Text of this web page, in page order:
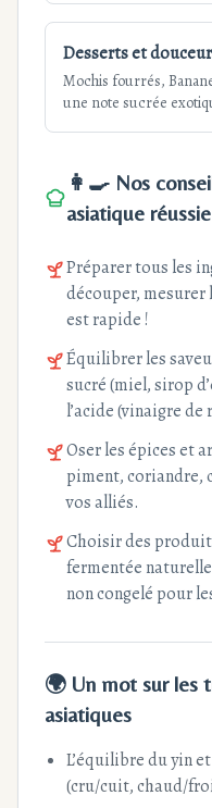
Desserts et
Mochis fourrés,
une note sucrée
👩‍🍳 Nos
asiatique réussie
Préparer tous les
découper, mesurer
est rapide !
Équilibrer les
sucré (miel, sirop
l’acide (vinaigre
Oser les épices et
piment, coriandre,
vos alliés.
Choisir des
fermentée
non congelé pour
🌍 Un mot sur les
asiatiques
L’équilibre du yin
(cru/cuit, chaud/